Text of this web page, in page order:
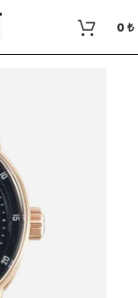
0₺